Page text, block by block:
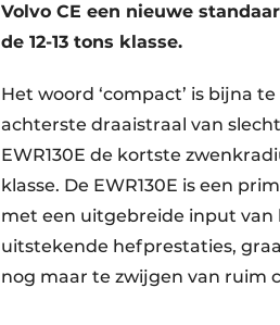
Volvo CE een nieuwe
de 12-13 tons klasse.
Het woord ‘compact’ is bijna
achterste draaistraal van
EWR130E de kortste
klasse. De EWR130E is een
met een uitgebreide input
uitstekende hefprestaties,
nog maar te zwijgen van ruim